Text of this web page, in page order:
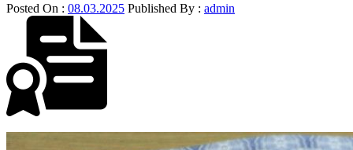
Posted On : 08.03.2025 Published By : admin